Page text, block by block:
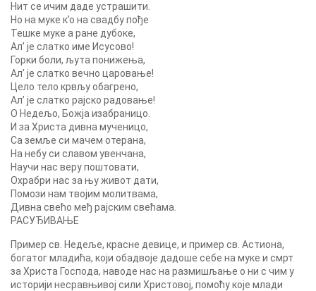
Нит се ичим даде устрашити.
Но на муке к’о на свадбу пође
Тешке муке а ране дубоке,
Ал’ је слатко име Исусово!
Горки боли, љута понижења,
Ал’ је слатко вечно царовање!
Цело тело крвљу обагрено,
Ал’ је слатко рајско радовање!
О Недељо, Божја изабраницо.
И за Христа дивна мученицо,
Са земље си мачем отерана,
На небу си славом увенчана,
Научи нас веру поштовати,
Охрабри нас за њу живот дати,
Помози нам твојим молитвама,
Дивна свећо међ рајским свећама.
РАСУЂИВАЊЕ
Пример св. Недеље, красне девице, и пример св. Астиона,
богатог младића, који обадвоје дадоше себе на муке и смрт
за Христа Господа, наводе нас на размишљање о ни с чим у
историји несравњивој сили Христовој, помоћу које млади